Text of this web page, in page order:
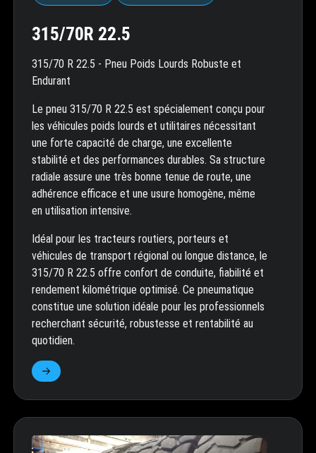
315/70R 22.5
315/70 R 22.5 - Pneu Poids Lourds Robuste et
Endurant
Le pneu 315/70 R 22.5 est spécialement conçu pour
les véhicules poids lourds et utilitaires nécessitant
une forte capacité de charge, une excellente
stabilité et des performances durables. Sa structure
radiale assure une très bonne tenue de route, une
adhérence efficace et une usure homogène, même
en utilisation intensive.
Idéal pour les tracteurs routiers, porteurs et
véhicules de transport régional ou longue distance, le
315/70 R 22.5 offre confort de conduite, fiabilité et
rendement kilométrique optimisé. Ce pneumatique
constitue une solution idéale pour les professionnels
recherchant sécurité, robustesse et rentabilité au
quotidien.